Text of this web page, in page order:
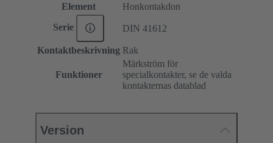
Element
Honkontakdon
Serie DIN 41612
Kontaktbeskrivning Rak
Funktioner
Märkström för
specialkontakter, se de valda
kontakternas datablad
Version